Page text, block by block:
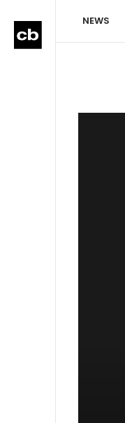
NEWS